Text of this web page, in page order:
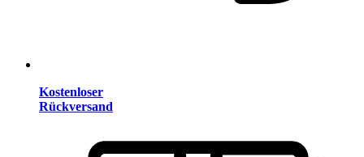
Kostenloser
Rückversand